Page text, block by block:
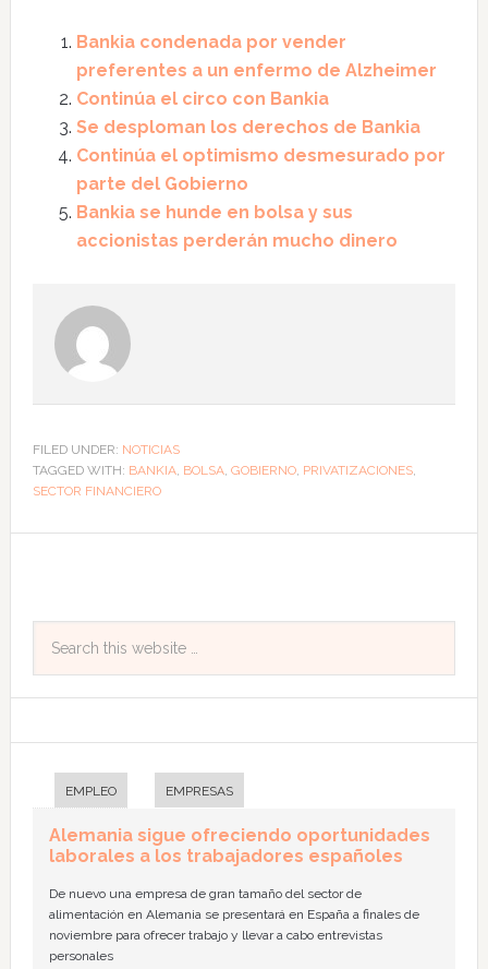
Bankia condenada por vender
preferentes a un enfermo de Alzheimer
Continúa el circo con Bankia
Se desploman los derechos de Bankia
Continúa el optimismo desmesurado por
parte del Gobierno
Bankia se hunde en bolsa y sus
accionistas perderán mucho dinero
FILED UNDER: NOTICIAS
TAGGED WITH: BANKIA, BOLSA, GOBIERNO, PRIVATIZACIONES,
SECTOR FINANCIERO
EMPLEO EMPRESAS
Alemania sigue ofreciendo oportunidades
laborales a los trabajadores españoles
De nuevo una empresa de gran tamaño del sector de
alimentación en Alemania se presentará en España a finales de
noviembre para ofrecer trabajo y llevar a cabo entrevistas
personales